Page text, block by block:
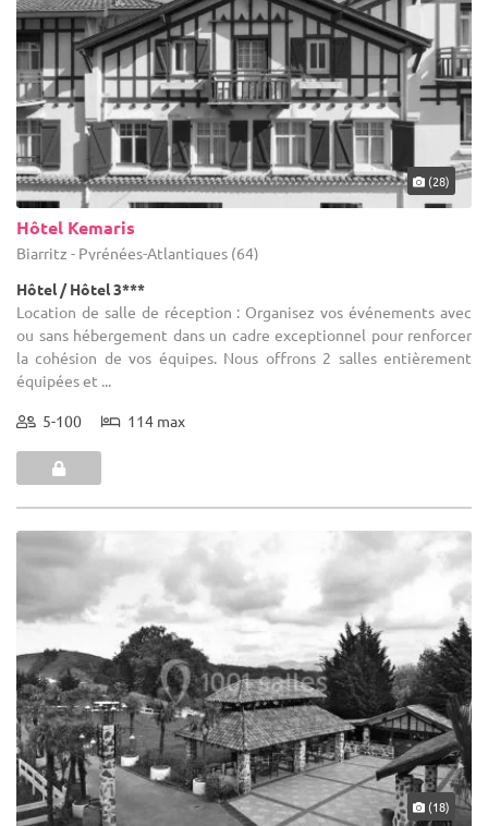
(28)
Hôtel Kemaris
Biarritz - Pyrénées-Atlantiques (64)
Hôtel / Hôtel 3***
Location de salle de réception : Organisez vos événements avec
ou sans hébergement dans un cadre exceptionnel pour renforcer
la cohésion de vos équipes. Nous offrons 2 salles entièrement
équipées et ...
5-100 114 max
(18)